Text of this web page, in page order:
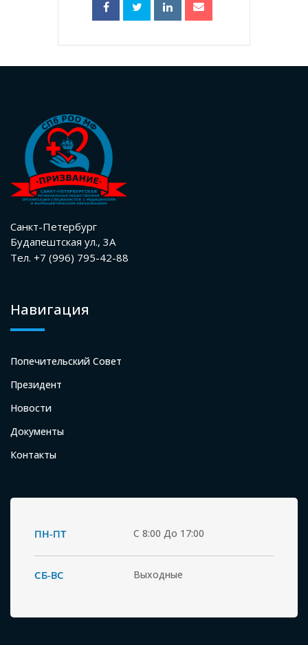
Санкт-Петербург
Будапештская ул., 3А
Тел. +7 (996) 795-42-88
Навигация
Попечительский Совет
Президент
Новости
Документы
Контакты
ПН-ПТ С 8:00 До 17:00
СБ-ВС Выходные